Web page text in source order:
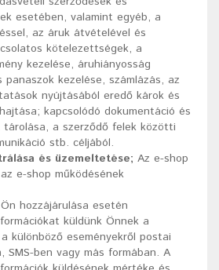
esetében, valamint egyéb, a
az áruk átvételével és
kötelezettségek, a
kezelése, áruhiányosság
kezelése, számlázás, az
nyújtásából eredő károk és
kapcsolódó dokumentáció és
a szerződő felek közötti
stb. céljából.
és üzemeltetése; Az e-shop
e-shop működésének
hozzájárulása esetén
küldünk Önnek a
különböző eseményekről postai
SMS-ben vagy más formában. A